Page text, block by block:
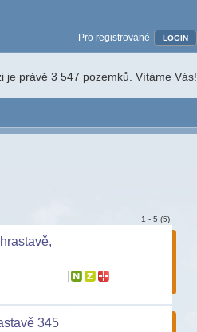
Pro registrované LOGIN
je právě 3 547 pozemků. Vítáme Vás!
1 - 5 (5)
345